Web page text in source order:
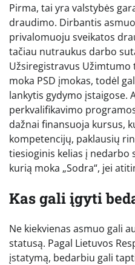
Pirma, tai yra valstybės
draudimo. Dirbantis
privalomuoju sveikatos
tačiau nutraukus darbo
Užsiregistravus Užimtumo
moka PSD įmokas, todėl
lankytis gydymo įstaigose.
perkvalifikavimo
dažnai finansuoja kursus,
kompetencijų, paklausių
tiesioginis kelias į nedarbo
kurią moka „Sodra“, jei
Kas gali įgyti
Ne kiekvienas asmuo gali
statusą. Pagal Lietuvos
įstatymą, bedarbiu gali